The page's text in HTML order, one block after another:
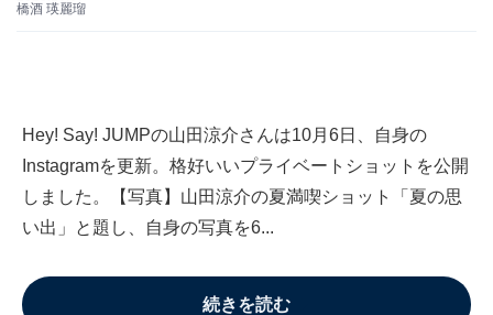
橋酒 瑛麗瑠
Hey! Say! JUMPの山田涼介さんは10月6日、自身の
Instagramを更新。格好いいプライベートショットを公開
しました。【写真】山田涼介の夏満喫ショット「夏の思
い出」と題し、自身の写真を6...
続きを読む